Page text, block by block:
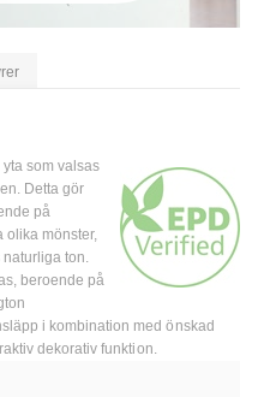
som valsas
Detta gör
på
olika mönster,
ton.
beroende på
i kombination med önskad
dekorativ funktion.